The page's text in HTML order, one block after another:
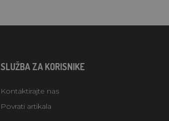
SLUŽBA ZA KORISNIKE
Kontaktirajte nas
Povrati artikala